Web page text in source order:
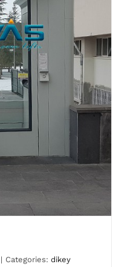
| Categories: dikey